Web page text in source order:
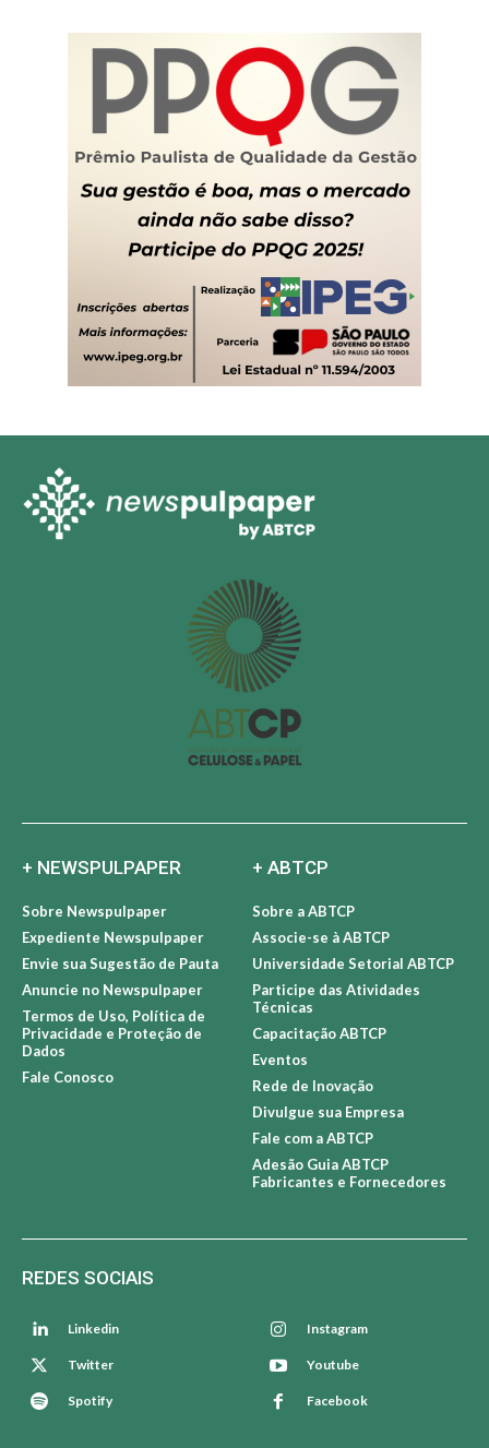
+ NEWSPULPAPER
Sobre Newspulpaper
Expediente Newspulpaper
Envie sua Sugestão de Pauta
Anuncie no Newspulpaper
Termos de Uso, Política de
Privacidade e Proteção de
+ ABTCP
Sobre a ABTCP
Associe-se à ABTCP
Universidade Setorial ABTCP
Participe das Atividades
Técnicas
Capacitação ABTCP
Eventos
Rede de Inovação
Divulgue sua Empresa
Fale com a ABTCP
Fabricantes e Fornecedores
REDES SOCIAIS